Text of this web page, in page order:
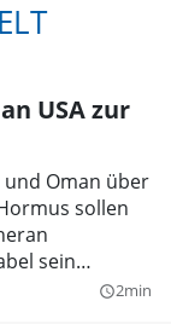
USA zur
und Oman über
sollen
sein
query_builder2min